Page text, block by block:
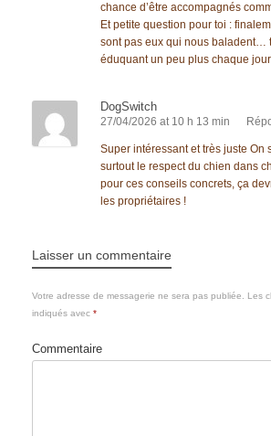
chance d’être accompagnés
Et petite question pour toi :
sont pas eux qui nous baladent…
éduquant un peu plus chaque
DogSwitch
27/04/2026 at 10 h 13 min
Super intéressant et très juste On
surtout le respect du chien dans
pour ces conseils concrets, ça
les propriétaires !
Laisser un commentaire
Votre adresse de messagerie ne sera pas publiée.
Les
indiqués avec *
Commentaire